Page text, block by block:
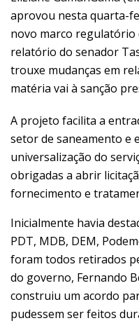
aprovou nesta quarta-
novo marco regulatório
relatório do senador
trouxe mudanças em
matéria vai à sanção
A projeto facilita a
setor de saneamento e
universalização do
obrigadas a abrir
fornecimento e
Inicialmente havia
PDT, MDB, DEM,
foram todos retirados
do governo, Fernando
construiu um acordo
pudessem ser feitos